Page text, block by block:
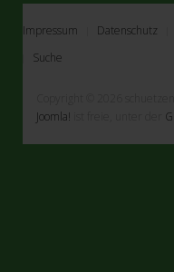
Impressum Datenschutz
Suche
Joomla!